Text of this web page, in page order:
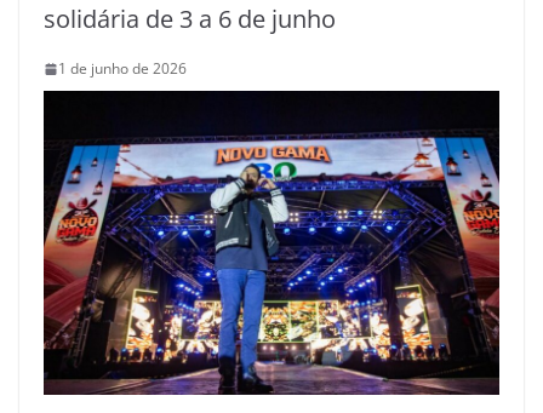
solidária de 3 a 6 de junho
1 de junho de 2026